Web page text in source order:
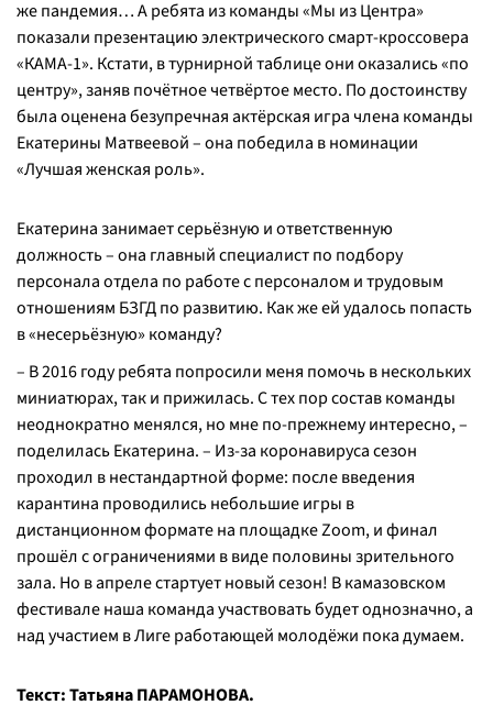
же пандемия… А ребята из команды «Мы из Центра»
показали презентацию электрического смарт-кроссовера
«КАМА-1». Кстати, в турнирной таблице они оказались «по
центру», заняв почётное четвёртое место. По достоинству
была оценена безупречная актёрская игра члена команды
Екатерины Матвеевой – она победила в номинации
«Лучшая женская роль».
Екатерина занимает серьёзную и ответственную
должность – она главный специалист по подбору
персонала отдела по работе с персоналом и трудовым
отношениям БЗГД по развитию. Как же ей удалось попасть
в «несерьёзную» команду?
– В 2016 году ребята попросили меня помочь в нескольких
миниатюрах, так и прижилась. С тех пор состав команды
неоднократно менялся, но мне по-прежнему интересно, –
поделилась Екатерина. – Из-за коронавируса сезон
проходил в нестандартной форме: после введения
карантина проводились небольшие игры в
дистанционном формате на площадке Zoom, и финал
прошёл с ограничениями в виде половины зрительного
зала. Но в апреле стартует новый сезон! В камазовском
фестивале наша команда участвовать будет однозначно, а
над участием в Лиге работающей молодёжи пока думаем.
Текст: Татьяна ПАРАМОНОВА.